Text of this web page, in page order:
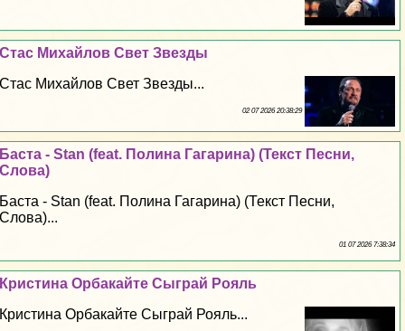
Стас Михайлов Свет Звезды
Стас Михайлов Свет Звезды...
02 07 2026 20:38:29
Баста - Stan (feat. Полина Гагарина) (Текст Песни,
Слова)
Баста - Stan (feat. Полина Гагарина) (Текст Песни,
Слова)...
01 07 2026 7:38:34
Кристина Орбакайте Сыграй Рояль
Кристина Орбакайте Сыграй Рояль...